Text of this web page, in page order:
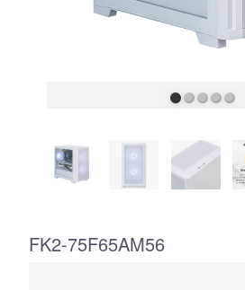
FK2-75F65AM56